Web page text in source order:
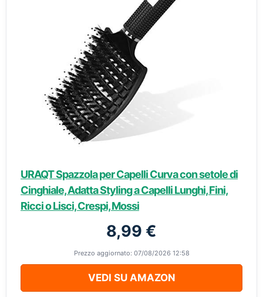
URAQT Spazzola per Capelli Curva con setole di
Cinghiale, Adatta Styling a Capelli Lunghi, Fini,
Ricci o Lisci, Crespi, Mossi
8,99 €
Prezzo aggiornato: 07/08/2026 12:58
VEDI SU AMAZON